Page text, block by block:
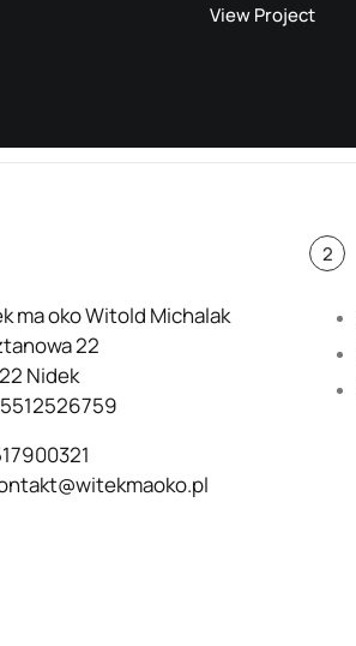
View Project
ma oko Witold Michalak
22
Nidek
2